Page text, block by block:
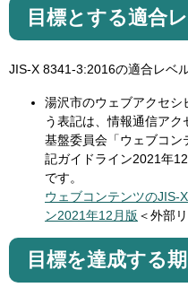
目標とする適合
JIS-X 8341-3:2016の適合レベ
湯沢市のウェブアクセ
う表記は、情報通信アク
基盤委員会「ウェブコ
記ガイドライン2021年
です。
ウェブコンテンツのJIS-
ン2021年12月版 ＜外部
目標を達成する